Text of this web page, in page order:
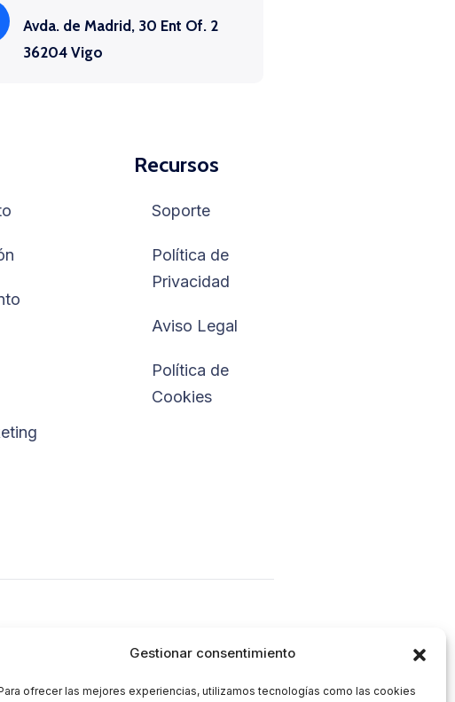
Gestionar consentimiento
ofrecer las mejores experiencias, utilizamos tecnologías como las cookies
Avda. de Madrid, 30 Ent Of. 2
36204 Vigo
Recursos
Soporte
Política de
Privacidad
Aviso Legal
Política de
Cookies